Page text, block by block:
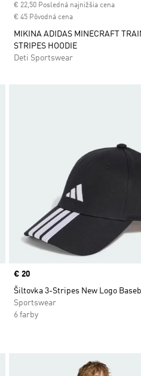
€ 22,50 Posledná najnižšia cena
€ 45 Pôvodná cena
MIKINA ADIDAS MINECRAFT
STRIPES HOODIE
Deti Sportswear
Price
€ 20
Šiltovka 3-Stripes New Logo
Sportswear
6 farby
Pridať do zoznamu želaných